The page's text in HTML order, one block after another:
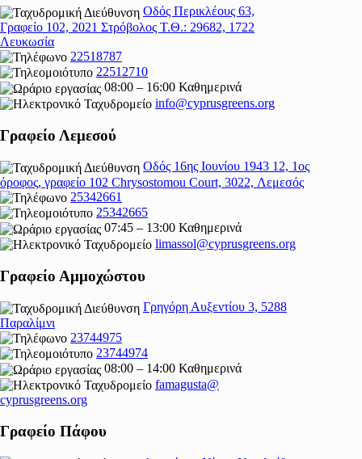
Οδός Περικλέους 63,
Γραφείο 102, 2021 Στρόβολος Τ.Θ.: 29682, 1722
Λευκωσία
22518787
22512710
08:00 – 16:00 Καθημερινά
info@cyprusgreens.org
Γραφείο Λεμεσού
Οδός 16ης Ιουνίου 1943 12, 1ος
όροφος, γραφείο 102 Chrysostomou Court, 3022, Λεμεσός
25342661
25342665
07:45 – 13:00 Καθημερινά
limassol@cyprusgreens.org
Γραφείο Αμμοχώστου
Γρηγόρη Αυξεντίου 3, 5288
Παραλίμνι
23744975
23744974
08:00 – 14:00 Καθημερινά
famagusta@
cyprusgreens.org
Γραφείο Πάφου